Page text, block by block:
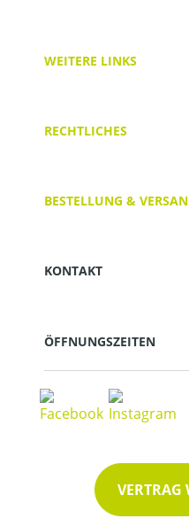
WEITERE LINKS
RECHTLICHES
BESTELLUNG &
KONTAKT
ÖFFNUNGSZEITEN
VERTRAG